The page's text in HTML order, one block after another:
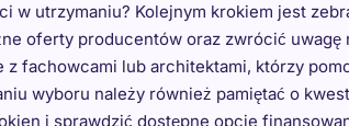
w utrzymaniu? Kolejnym krokiem jest
oferty producentów oraz zwrócić
z fachowcami lub architektami, którzy
wyboru należy również pamiętać o
i sprawdzić dostępne opcje